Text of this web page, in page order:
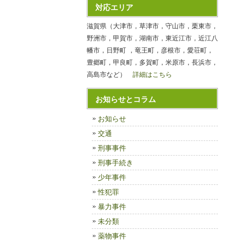
対応エリア
滋賀県（大津市，草津市，守山市，栗東市，
野洲市，甲賀市，湖南市，東近江市，近江八
幡市，日野町 ，竜王町，彦根市，愛荘町，
豊郷町，甲良町，多賀町，米原市，長浜市，
高島市など） 詳細はこちら
お知らせとコラム
お知らせ
交通
刑事事件
刑事手続き
少年事件
性犯罪
暴力事件
未分類
薬物事件